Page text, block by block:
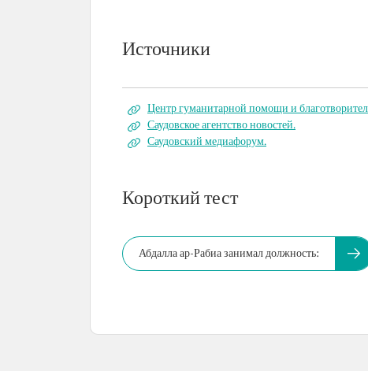
Источники
Центр гуманитарной помощи и
Саудовское агентство новостей.
Саудовский медиафорум.
Короткий тест
Абдалла ар-Рабиа занимал должность: